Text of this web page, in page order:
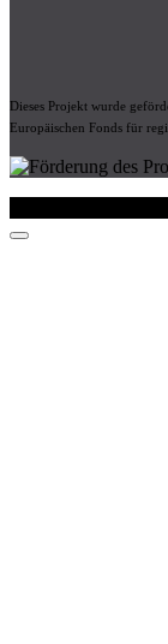
Dieses Projekt wurde
Europäischen Fonds für